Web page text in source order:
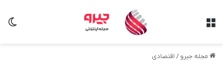
مجله جیرو / اقتصادی